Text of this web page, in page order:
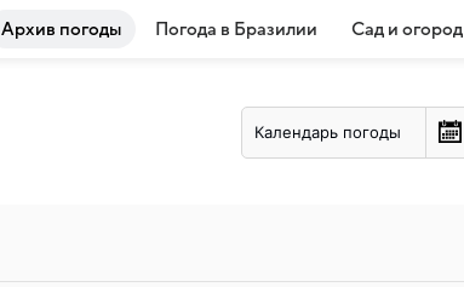
Архив погоды Погода в Бразилии Сад и огород
Календарь погоды